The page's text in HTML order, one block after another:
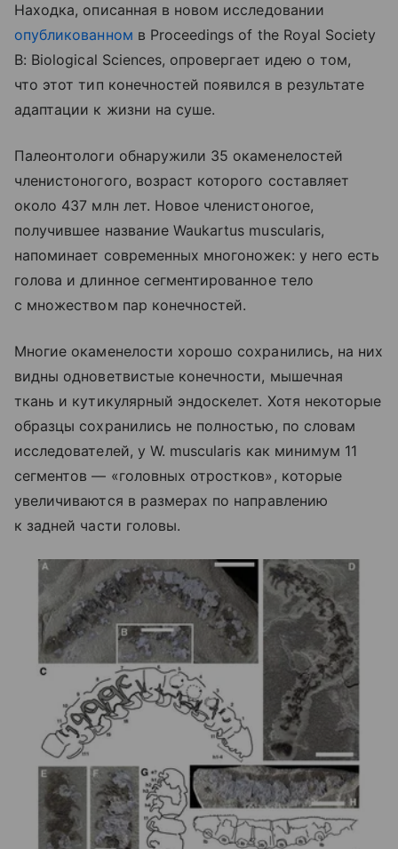
Находка, описанная в новом исследовании
опубликованном в Proceedings of the Royal Society
B: Biological Sciences, опровергает идею о том,
что этот тип конечностей появился в результате
адаптации к жизни на суше.
Палеонтологи обнаружили 35 окаменелостей
членистоногого, возраст которого составляет
около 437 млн лет. Новое членистоногое,
получившее название Waukartus muscularis,
напоминает современных многоножек: у него есть
голова и длинное сегментированное тело
с множеством пар конечностей.
Многие окаменелости хорошо сохранились, на них
видны одноветвистые конечности, мышечная
ткань и кутикулярный эндоскелет. Хотя некоторые
образцы сохранились не полностью, по словам
исследователей, у W. muscularis как минимум 11
сегментов — «головных отростков», которые
увеличиваются в размерах по направлению
к задней части головы.